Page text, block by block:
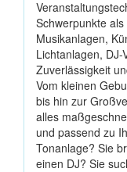
Schwerpunkte
Musikanlagen,
Lichtanlagen,
Zuverlässigkeit
Vom kleinen
bis hin zur
alles
und passend zu
Tonanlage? Sie
einen DJ? Sie